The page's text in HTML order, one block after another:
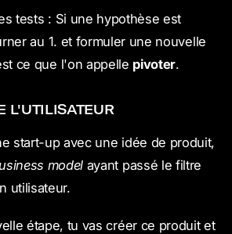
tests : Si une hypothèse est
au 1. et formuler une nouvelle
ce que l'on appelle pivoter.
L'UTILISATEUR
start-up avec une idée de produit,
model ayant passé le filtre
utilisateur.
étape, tu vas créer ce produit et